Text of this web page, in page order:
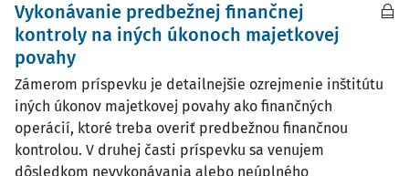
Vykonávanie predbežnej finančnej
kontroly na iných úkonoch majetkovej
povahy
Zámerom príspevku je detailnejšie ozrejmenie inštitútu
iných úkonov majetkovej povahy ako finančných
operácií, ktoré treba overiť predbežnou finančnou
kontrolou. V druhej časti príspevku sa venujem
dôsledkom nevykonávania alebo neúplného